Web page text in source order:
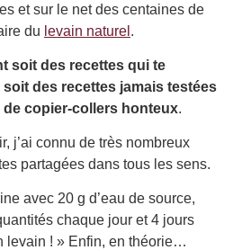
et sur le net des centaines de
du levain naturel .
soit des recettes qui te
des recettes jamais testées
copier-collers honteux.
j’ai connu de très nombreux
partagées dans tous les sens.
avec 20 g d’eau de source,
chaque jour et 4 jours
levain ! » Enfin, en théorie…